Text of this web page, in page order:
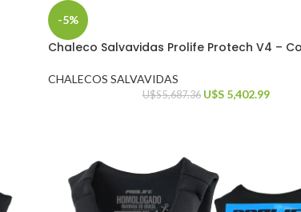
-5%
Chaleco Salvavidas Prolife Protech V4 –
CHALECOS SALVAVIDAS
U$S5,687.36 U$S 5,402.99